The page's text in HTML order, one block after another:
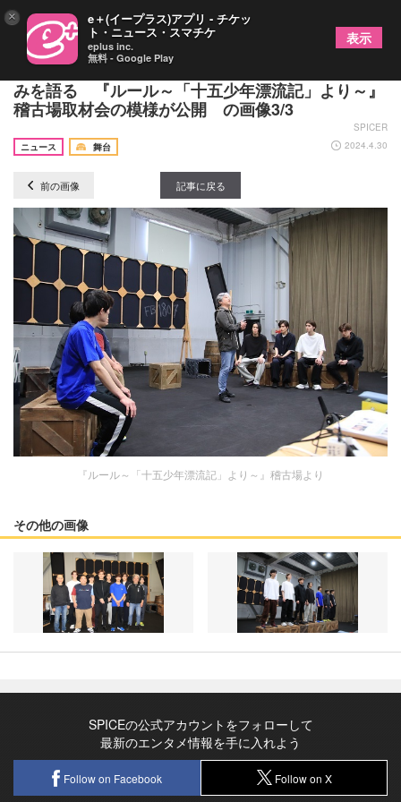
荒井敦史、嘉島陸、富栄ドラムらが公演への意気込
みを語る 『ルール～「十五少年漂流記」より～』
稽古場取材会の模様が公開 の画像3/3
SPICER
ニュース
舞台 2024.4.30
前の画像 記事に戻る
『ルール～「十五少年漂流記」より～』稽古場より
その他の画像
SPICEの公式アカウントをフォローして
最新のエンタメ情報を手に入れよう
Follow on Facebook Follow on X
× e＋(イープラス)アプリ - チケッ
ト・ニュース・スマチケ
eplus inc.
無料 - Google Play
表示